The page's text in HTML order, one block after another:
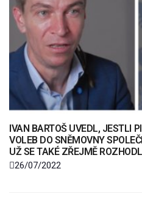
IVAN BARTOŠ UVEDL, JESTLI
VOLEB DO SNĚMOVNY
UŽ SE TAKÉ ZŘEJMĚ
26/07/2022